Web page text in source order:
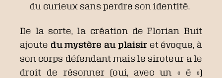
du curieux sans perdre son identité.
De la sorte, la création de Florian Buit
ajoute du mystère au plaisiret évoque, à
son corps défendant mais le siroteur a le
droit de résonner (oui, avec un « é »)